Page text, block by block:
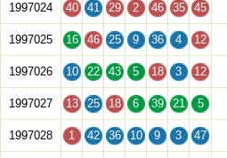
1997024 40 41 29 2 46 35 45
1997025 16 46 25 9 36 4 12
1997026 10 22 43 5 18 3 12
1997027 13 25 18 6 39 21 5
1997028 1 42 36 10 9 3 47